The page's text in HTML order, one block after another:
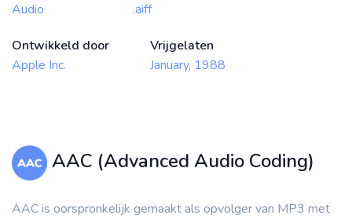
Audio
.aiff
Ontwikkeld door
Apple Inc.
Vrijgelaten
January, 1988
AAC (Advanced Audio Coding)
AAC is oorspronkelijk gemaakt als opvolger van MP3 met